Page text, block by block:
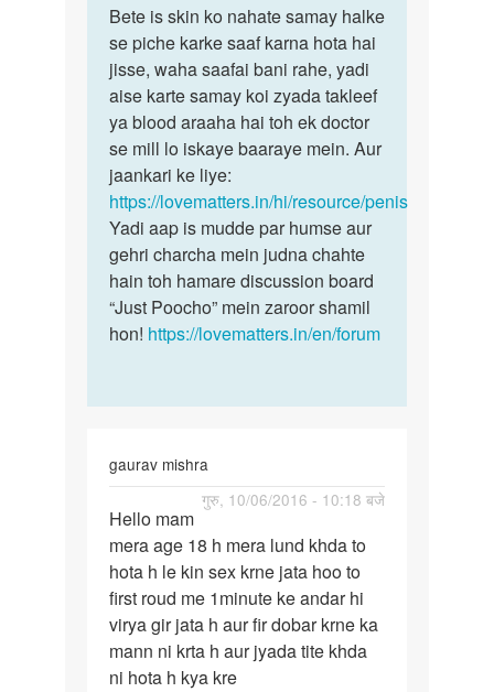
to
Hi
aunty
mere
lund
ki
chamdi
by
Y.g
Bete
is
skin
ko
nahate
samay
Bete is skin ko nahate samay halke
se piche karke saaf karna hota hai
jisse, waha saafai bani rahe, yadi
aise karte samay koi zyada takleef
ya blood araaha hai toh ek doctor
se mill lo iskaye baaraye mein. Aur
jaankari ke liye:
https://lovematters.in/hi/resource/penis
Yadi aap is mudde par humse aur
gehri charcha mein judna chahte
hain toh hamare discussion board
“Just Poocho” mein zaroor shamil
hon! https://lovematters.in/en/forum
gaurav mishra
गुरु, 10/06/2016 - 10:18 बजे
Hello
mam
mera
age
18
h
mera
Hello mam
mera age 18 h mera lund khda to
hota h le kin sex krne jata hoo to
first roud me 1minute ke andar hi
virya gir jata h aur fir dobar krne ka
mann ni krta h aur jyada tite khda
ni hota h kya kre